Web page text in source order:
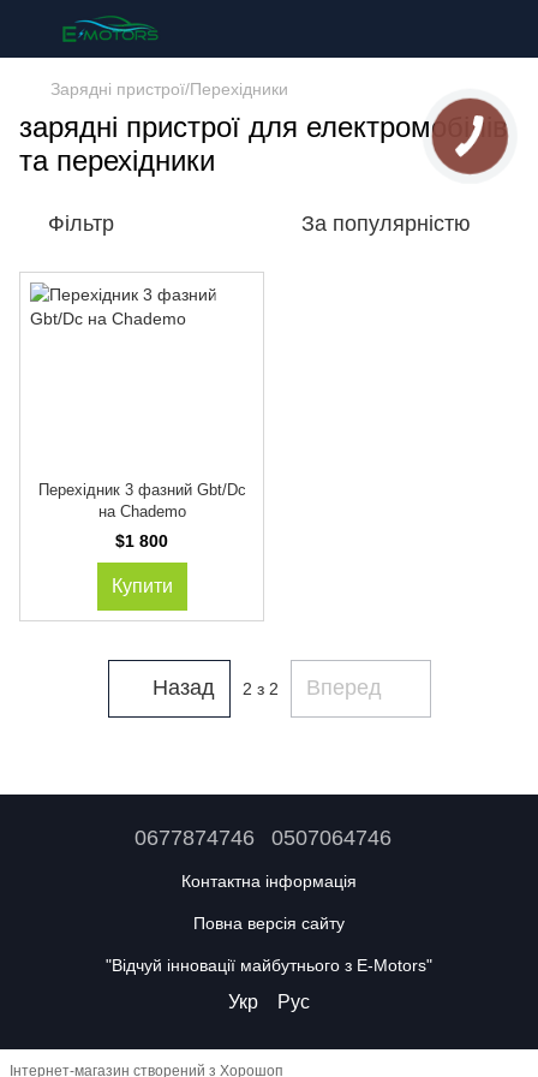
Зарядні пристрої/Перехідники
зарядні пристрої для електромобілів
та перехідники
Фільтр За популярністю
Перехідник 3 фазний Gbt/Dc
на Chademo
$1 800
Купити
Назад 2 з 2 Вперед
0677874746 0507064746
Контактна інформація
Повна версія сайту
"Відчуй інновації майбутнього з E-Motors"
Укр Рус
Інтернет-магазин створений з Хорошоп